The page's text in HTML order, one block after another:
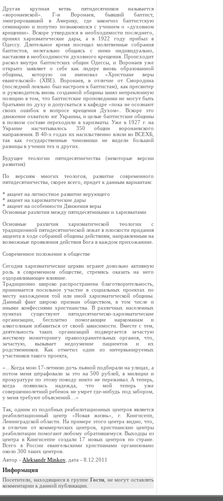
Другая крупная ветвь пятидесятников называется
«воронаевской». Г-н Воронаев, бывший баптист,
эмигрировавший в Америку, где закончил баптистскую
семинарию и попутно познакомился с учением о «духовном
крещении». Вскоре утвердился в необходимости последнего,
принял харизматические дары, а в 1922 году прибыл в
Одессу. Длительное время посещал молитвенные собрания
баптистов, нелегально общаясь с ними индивидуально,
наставляя в необходимости духовного крещения. Происходит
раскол внутри баптистских общин Одессы, и Воронаев уже
открыто заявляет о себе как лидере вновь образованной
общины, которую он именовал «Христиане веры
евангельской» (ХВЕ). Воронаев, в отличие от Смородина
(последний лояльно был настроен к баптистам), как пресвитер
и руководитель вновь созданной общины занял непреклонную
позицию в том, что баптистские проповедники не могут быть
братьями по духу и допускаться к кафедре «пока не осознают
своих ошибок в вопросе крещения Духом». Вскоре это
движение охватило юг Украины, и целые баптистские общины
в полном составе переходили в харизматы. Уже к 1927 г. на
Украине насчитывалось 350 общин воронаевского
направления. В 40-х годах их насильственно влили во ВСЕХБ,
так как государственные чиновники не видели большой
разницы в учении тех и других.
Будущее теологии пятидесятничества (некоторые версии
развития)
По версиям многих теологов, развитие современного
пятидесятничества, скорее всего, придет к данным вариантам:
* акцент на личностное развитие верующего
* акцент на харизматические дары
* акцент на особенности Движения веры
Основные различия между пятидесятниками и харизматами
Основные различия харизматической теологии с
традиционной пятидесятнической лежат в плоскости придания
акцента в ходе собраний общины действиям, направленным на
возможные проявления действия Бога в каждом прихожанине.
Современное положение в обществе
Сегодня харизматические церкви играют довольно активную
роль в современном обществе, стремясь оказать на него
оздоравливающее влияние.
Традиционно широко распространена благотворительность,
принимается посильное участие в социальных проектах по
месту нахождения той или иной харизматической общины.
Данный факт широко признан обществом, в том числе и
иными конфессиями христианства. В различных населенных
пунктах существуют пятидесятническо-харизматические
организации, бесплатно помогающие наркоманам и
алкоголикам избавиться от своей зависимости. Вместе с тем,
деятельность таких организаций подвергается зачастую
жесткому мониторингу правоохранительных органов, что,
зачастую, вызывает недоумение пациентов и их
родственников. Как отметил один из интервьюируемых
участников такого проекта,
«…Когда мою 17-летнюю дочь пьяной подбирали на улицах, а
потом меня штрафовали за это на 500 рублей, в милиции и
прокуратуре по этому поводу никто не переживал. А теперь,
когда появилась надежда, что мой теперь уже
совершеннолетний ребенок не умрет где-нибудь под забором,
у меня требуют объяснений…»
Так, одним из подобных реабилитационных центров является
реабилитационный центр «Новая жизнь», г. Кингисепп,
Ленинградской области. На примере этого центра видно, что,
в отличие от коммерческих центров, христианские центры
реабилитации помогают любому обратившемуся. Выходцы из
центра в Кингисеппе создали 17 новых центров по стране.
Всего в России евангельскими христианами организовано
около 300 таких центров.
Автор - Aleksandr Minkov, дата - 8.12.2011
Информация
Посетители, находящиеся в группе Гости, не могут оставлять
комментарии к данной публикации.